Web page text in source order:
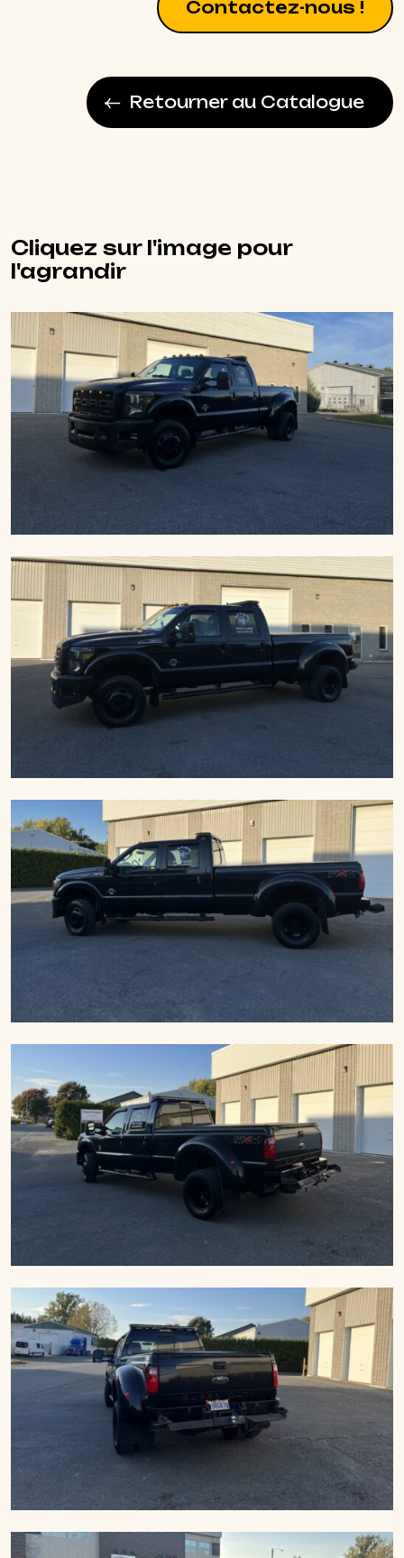
Contactez-nous !
Retourner au Catalogue
Cliquez sur l'image pour
l'agrandir